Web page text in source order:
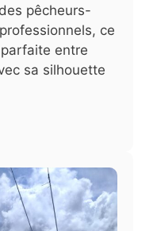
pêcheurs-
ce
parfaite entre
sa silhouette